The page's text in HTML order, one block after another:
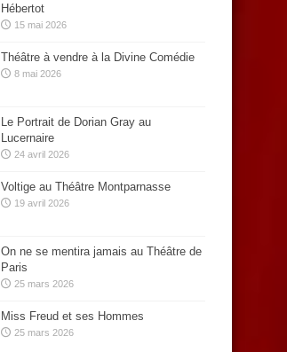
Hébertot
15 mai 2026
Théâtre à vendre à la Divine Comédie
8 mai 2026
Le Portrait de Dorian Gray au
Lucernaire
24 avril 2026
Voltige au Théâtre Montparnasse
19 avril 2026
On ne se mentira jamais au Théâtre de
Paris
25 mars 2026
Miss Freud et ses Hommes
25 mars 2026